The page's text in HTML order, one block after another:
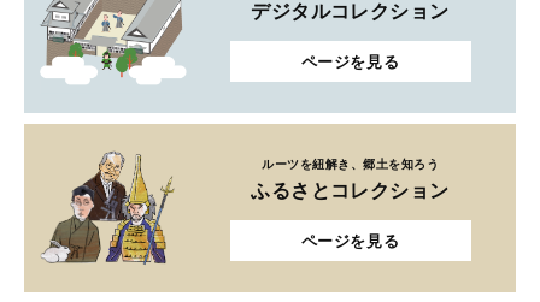
デジタルコレクション
ページを見る
ルーツを紐解き、郷土を知ろう
ふるさとコレクション
ページを見る